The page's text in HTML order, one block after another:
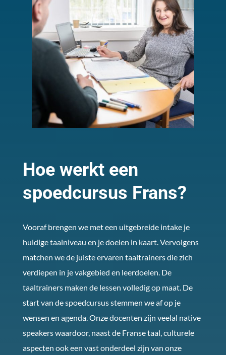
Hoe werkt een
spoedcursus Frans?
Vooraf brengen we met een uitgebreide intake je
huidige taalniveau en je doelen in kaart. Vervolgens
matchen we de juiste ervaren taaltrainers die zich
verdiepen in je vakgebied en leerdoelen. De
taaltrainers maken de lessen volledig op maat. De
start van de spoedcursus stemmen we af op je
wensen en agenda. Onze docenten zijn veelal native
speakers waardoor, naast de Franse taal, culturele
aspecten ook een vast onderdeel zijn van onze